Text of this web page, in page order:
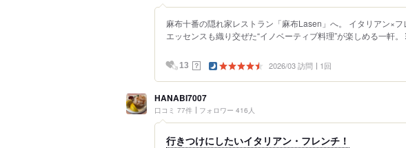
麻布十番の隠れ家レストラン「麻布Lasen」へ。 イタリアン×
エッセンスも織り交ぜた“イノベーティブ料理”が楽しめる一軒
13 ？ 2026/03 訪問 1回
HANABI7007
口コミ 77件 フォロワー 416人
行きつけにしたいイタリアン・フレンチ！